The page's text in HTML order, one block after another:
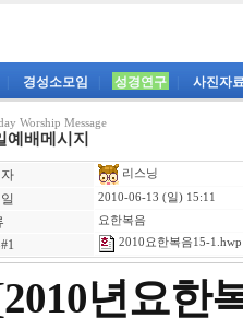
경성소모임 성경연구 사진자
Worship Message
예배메시지
리스닝
2010-06-13 (일) 15:11
요한복음
2010요한복음15-1.hwp
년요한